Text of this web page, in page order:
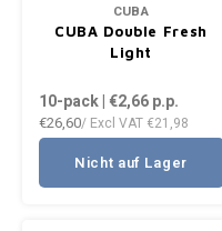
CUBA
CUBA Double Fresh
Light
10-pack | €2,66p.p.
€26,60/ Excl VAT €21,98
Nicht auf Lager